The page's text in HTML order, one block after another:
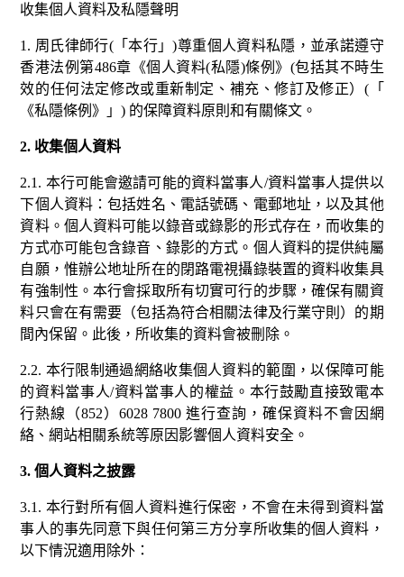
收集個人資料及私隱聲明
1. 周氏律師行(「本行」)尊重個人資料私隱，並承諾遵守
香港法例第486章《個人資料(私隱)條例》(包括其不時生
效的任何法定修改或重新制定、補充、修訂及修正）(「
《私隱條例》」) 的保障資料原則和有關條文。
2. 收集個人資料
2.1. 本行可能會邀請可能的資料當事人/資料當事人提供以
下個人資料：包括姓名、電話號碼、電郵地址，以及其他
資料。個人資料可能以錄音或錄影的形式存在，而收集的
方式亦可能包含錄音、錄影的方式。個人資料的提供純屬
自願，惟辦公地址所在的閉路電視攝錄裝置的資料收集具
有強制性。本行會採取所有切實可行的步驟，確保有關資
料只會在有需要（包括為符合相關法律及行業守則）的期
間內保留。此後，所收集的資料會被刪除。
2.2. 本行限制通過網絡收集個人資料的範圍，以保障可能
的資料當事人/資料當事人的權益。本行鼓勵直接致電本
行熱線（852）6028 7800 進行查詢，確保資料不會因網
絡、網站相關系統等原因影響個人資料安全。
3. 個人資料之披露
3.1. 本行對所有個人資料進行保密，不會在未得到資料當
事人的事先同意下與任何第三方分享所收集的個人資料，
以下情況適用除外：